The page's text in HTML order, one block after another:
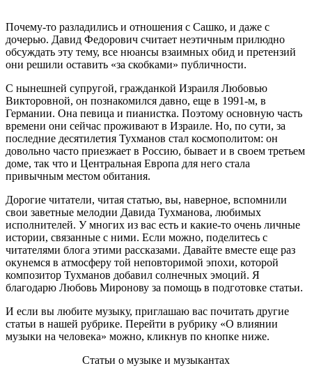
Почему-то разладились и отношения с Сашко, и даже с
дочерью. Давид Федорович считает неэтичным прилюдно
обсуждать эту тему, все нюансы взаимных обид и претензий
они решили оставить «за скобками» публичности.
С нынешней супругой, гражданкой Израиля Любовью
Викторовной, он познакомился давно, еще в 1991-м, в
Германии. Она певица и пианистка. Поэтому основную часть
времени они сейчас проживают в Израиле. Но, по сути, за
последние десятилетия Тухманов стал космополитом: он
довольно часто приезжает в Россию, бывает и в своем третьем
доме, так что и Центральная Европа для него стала
привычным местом обитания.
Дорогие читатели, читая статью, вы, наверное, вспомнили
свои заветные мелодии Давида Тухманова, любимых
исполнителей. У многих из вас есть и какие-то очень личные
истории, связанные с ними. Если можно, поделитесь с
читателями блога этими рассказами. Давайте вместе еще раз
окунемся в атмосферу той неповторимой эпохи, которой
композитор Тухманов добавил солнечных эмоций. Я
благодарю Любовь Миронову за помощь в подготовке статьи.
И если вы любите музыку, приглашаю вас почитать другие
статьи в нашей рубрике. Перейти в рубрику «О влиянии
музыки на человека» можно, кликнув по кнопке ниже.
Статьи о музыке и музыкантах